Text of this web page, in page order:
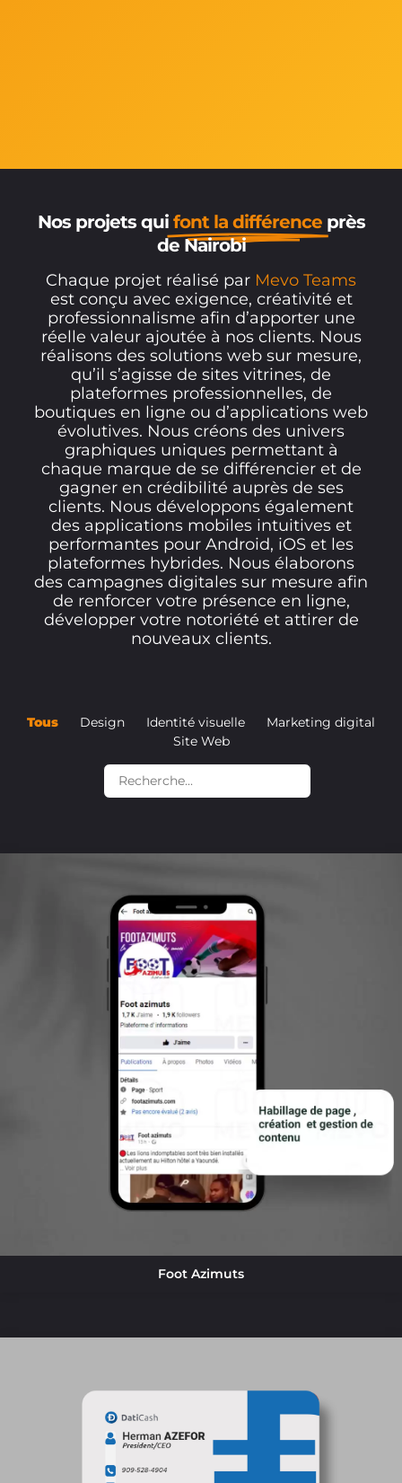
Nos projets qui font la différence près
de Nairobi
Chaque projet réalisé par Mevo Teams
est conçu avec exigence, créativité et
professionnalisme afin d’apporter une
réelle valeur ajoutée à nos clients. Nous
réalisons des solutions web sur mesure,
qu’il s’agisse de sites vitrines, de
plateformes professionnelles, de
boutiques en ligne ou d’applications web
évolutives. Nous créons des univers
graphiques uniques permettant à
chaque marque de se différencier et de
gagner en crédibilité auprès de ses
clients. Nous développons également
des applications mobiles intuitives et
performantes pour Android, iOS et les
plateformes hybrides. Nous élaborons
des campagnes digitales sur mesure afin
de renforcer votre présence en ligne,
développer votre notoriété et attirer de
nouveaux clients.
Tous Design Identité visuelle
Marketing digital
Site Web
Foot Azimuts